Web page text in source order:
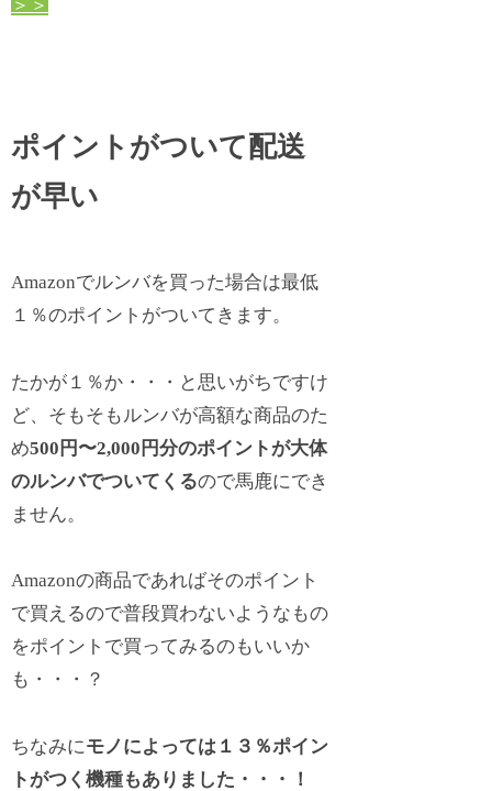
＞＞
ポイントがついて配送
が早い
Amazonでルンバを買った場合は最低
１％のポイントがついてきます。
たかが１％か・・・と思いがちですけ
ど、そもそもルンバが高額な商品のた
め500円〜2,000円分のポイントが大体
のルンバでついてくるので馬鹿にでき
ません。
Amazonの商品であればそのポイント
で買えるので普段買わないようなもの
をポイントで買ってみるのもいいか
も・・・？
ちなみにモノによっては１３％ポイン
トがつく機種もありました・・・！